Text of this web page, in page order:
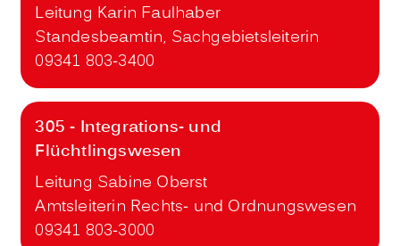
Leitung Karin Faulhaber
Standesbeamtin, Sachgebietsleiterin
09341 803-3400
305 - Integrations- und
Flüchtlingswesen
Leitung Sabine Oberst
Amtsleiterin Rechts- und Ordnungswesen
09341 803-3000